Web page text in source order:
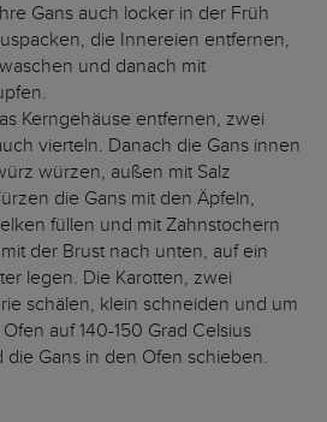
Gans auch locker in der Früh
die Innereien entfernen,
und danach mit
Kerngehäuse entfernen, zwei
vierteln. Danach die Gans innen
würzen, außen mit Salz
die Gans mit den Äpfeln,
füllen und mit Zahnstochern
der Brust nach unten, auf ein
legen. Die Karotten, zwei
schälen, klein schneiden und um
auf 140-150 Grad Celsius
Gans in den Ofen schieben.